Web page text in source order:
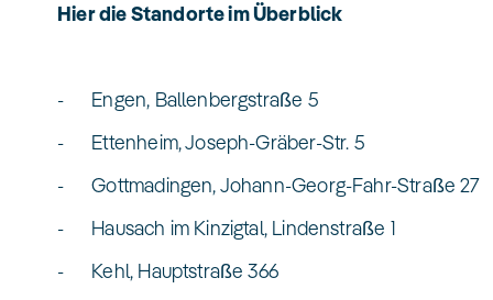
Hier die Standorte im Überblick
- Engen, Ballenbergstraße 5
- Ettenheim, Joseph-Gräber-Str. 5
- Gottmadingen, Johann-Georg-Fahr-Straße 27
- Hausach im Kinzigtal, Lindenstraße 1
- Kehl, Hauptstraße 366